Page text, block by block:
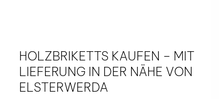
HOLZBRIKETTS KAUFEN – MIT
LIEFERUNG IN DER NÄHE VON
ELSTERWERDA